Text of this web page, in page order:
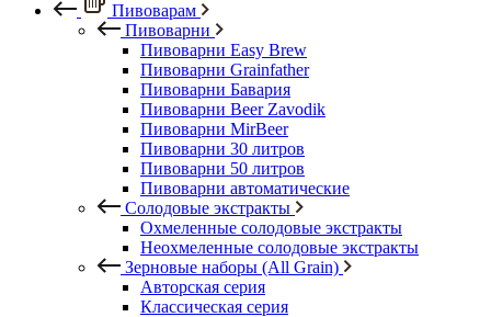
Пивоварам
Пивоварни
Пивоварни Easy Brew
Пивоварни Grainfather
Пивоварни Бавария
Пивоварни Beer Zavodik
Пивоварни MirBeer
Пивоварни 30 литров
Пивоварни 50 литров
Пивоварни автоматические
Солодовые экстракты
Охмеленные солодовые экстракты
Неохмеленные солодовые экстракты
Зерновые наборы (All Grain)
Авторская серия
Классическая серия